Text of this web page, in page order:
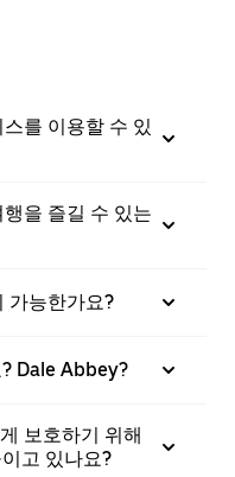
를 이용할 수 있
을 즐길 수 있는
가능한가요?
Dale Abbey?
보호하기 위해
고 있나요?